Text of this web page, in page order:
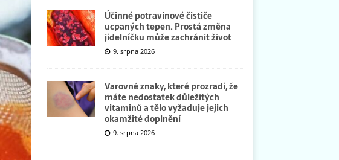
Účinné potravinové čističe
ucpaných tepen. Prostá změna
jídelníčku může zachránit život
9. srpna 2026
Varovné znaky, které prozradí, že
máte nedostatek důležitých
vitaminů a tělo vyžaduje jejich
okamžité doplnění
9. srpna 2026